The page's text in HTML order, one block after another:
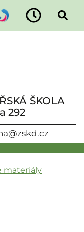
ŠKOLA
292
materiály